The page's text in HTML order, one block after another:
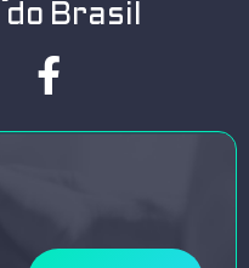
Brasil